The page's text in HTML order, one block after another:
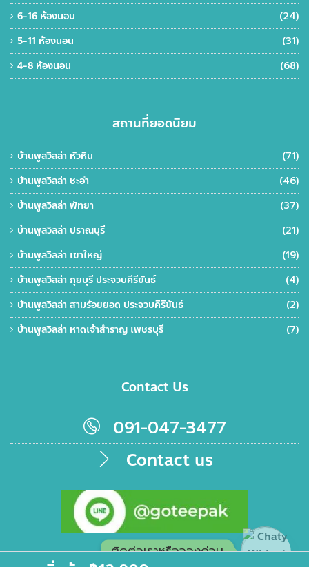
6-16 ห้องนอน
(24)
5-11 ห้องนอน
(31)
4-8 ห้องนอน
(68)
สถานที่ยอดนิยม
บ้านพูลวิลล่า หัวหิน
(71)
บ้านพูลวิลล่า ชะอำ
(46)
บ้านพูลวิลล่า พัทยา
(37)
บ้านพูลวิลล่า ปราณบุรี
(21)
บ้านพูลวิลล่า เขาใหญ่
(19)
บ้านพูลวิลล่า กุยบุรี ประจวบคีรีขันธ์
(4)
บ้านพูลวิลล่า สามร้อยยอด ประจวบคีรีขันธ์
(2)
บ้านพูลวิลล่า หาดเจ้าสำราญ เพชรบุรี
(7)
Contact Us
091-047-3477
Contact us
ติดต่อเราหรือจองด่วน